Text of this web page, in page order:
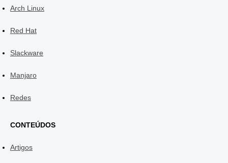
Arch Linux
Red Hat
Slackware
Manjaro
Redes
CONTEÚDOS
Artigos